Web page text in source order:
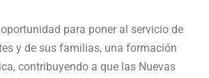
para poner al servicio de
y de sus familias, una formación
contribuyendo a que las Nuevas